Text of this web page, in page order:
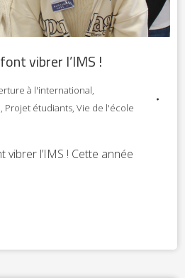
vibrer l’IMS !
à l'international,
, Projet étudiants, Vie de l'école
vibrer l’IMS ! Cette année